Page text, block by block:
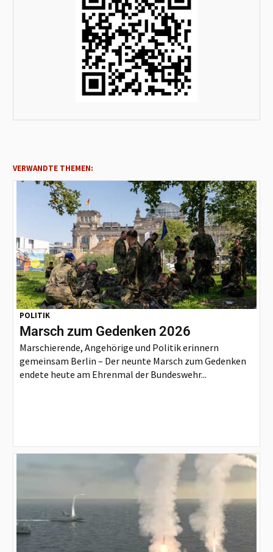
VERWANDTE THEMEN:
POLITIK
Marsch zum Gedenken 2026
Marschierende, Angehörige und Politik erinnern
gemeinsam Berlin – Der neunte Marsch zum Gedenken
endete heute am Ehrenmal der Bundeswehr...